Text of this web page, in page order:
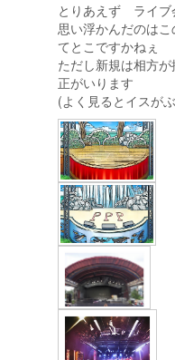
とりあえず ライブ
思い浮かんだのは
てとこですかねぇ
ただし新規は相方
正がいります
(よく見るとイスが